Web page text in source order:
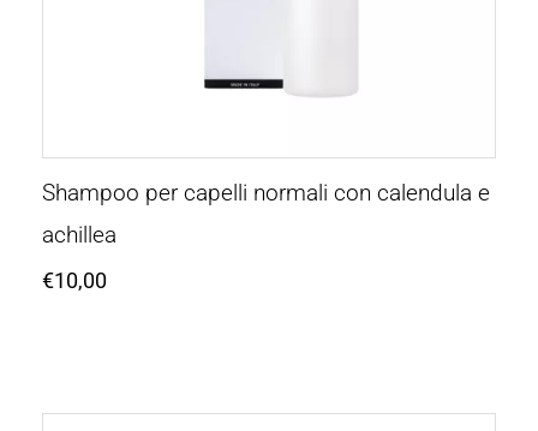
Shampoo per capelli normali con calendula e
achillea
€10,00